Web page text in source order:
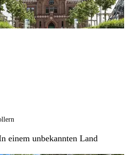
einem unbekannten Land